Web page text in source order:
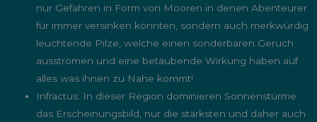
nur Gefahren in Form von Mooren in denen Abenteurer
für immer versinken könnten, sondern auch merkwürdig
leuchtende Pilze, welche einen sonderbaren Geruch
ausströmen und eine betäubende Wirkung haben auf
alles was ihnen zu Nahe kommt!
Infractus: In dieser Region dominieren Sonnenstürme
das Erscheinungsbild, nur die stärksten und daher auch